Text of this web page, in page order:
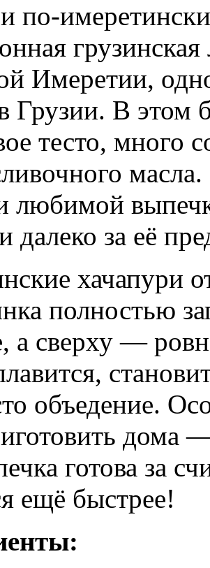
по-
Имеретии,
Грузии. В этом
тесто, много
любимой
далеко за её
хачапури
полностью
а сверху —
объедение.
дома
готова за
ещё быстрее!